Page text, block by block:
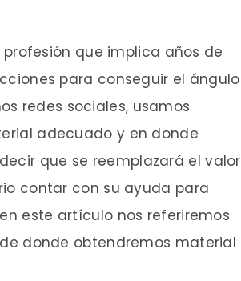
que implica años de
para conseguir el ángulo
redes sociales, usamos
adecuado y en donde
que se reemplazará el valor
contar con su ayuda para
este artículo nos referiremos
donde obtendremos material